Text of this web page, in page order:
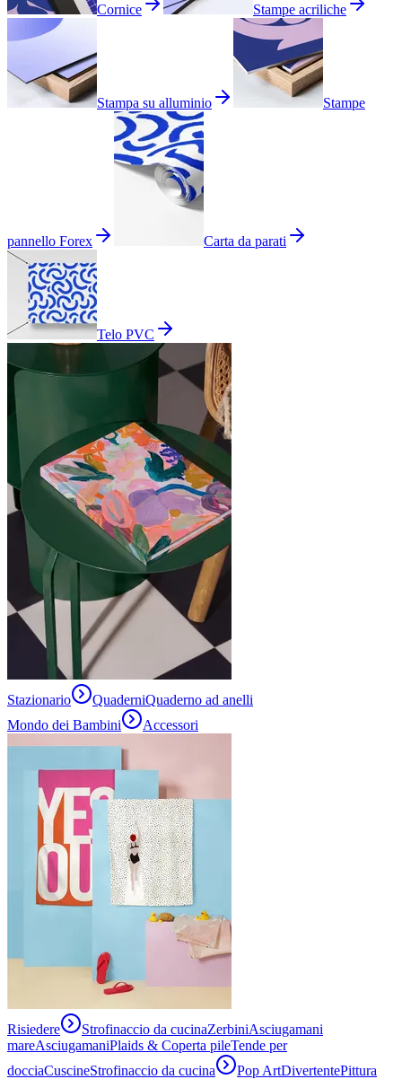
Cornice Stampe acriliche
Stampa su alluminio Stampe
pannello Forex Carta da parati
Telo PVC
Stazionario QuaderniQuaderno ad anelli
Mondo dei Bambini
Accessori
Risiedere Strofinaccio da cucinaZerbiniAsciugamani
mareAsciugamaniPlaids & Coperta pileTende per
docciaCuscineStrofinaccio da cucina Pop ArtDivertentePittura